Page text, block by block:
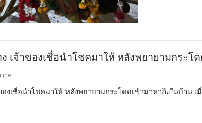
เจ้าของเชื่อนำโชคมาให้ หลังพยายามกระโ
งเชื่อนำโชคมาให้ หลังพยายามกระโดดเข้ามาหาถึงในบ้าน เ